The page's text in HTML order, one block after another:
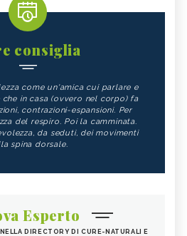
consiglia
come un'amica cui parlare e
in casa (ovvero nel corpo) fa
contrazioni-espansioni. Per
del respiro. Poi la camminata.
da seduti, dei movimenti
spina dorsale.
Esperto
DIRECTORY DI CURE-NATURALI E